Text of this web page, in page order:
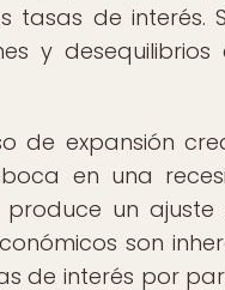
tasas de interés.
y desequilibrios
de expansión
en una
produce un ajuste
son
de interés por